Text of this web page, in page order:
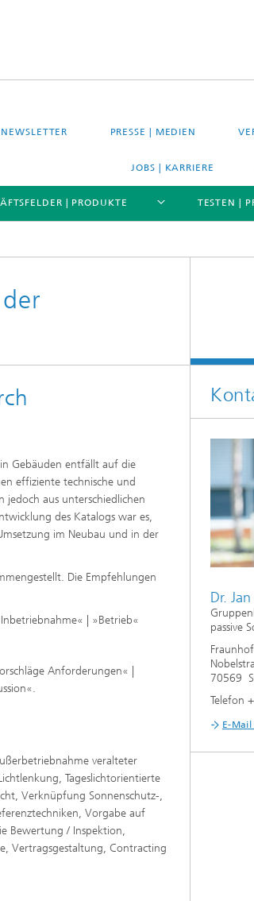
NEWSLETTER PRESSE | MEDIEN
JOBS | KARRIERE
und Produktsysteme
Bauen
der Ganzheitlichen
Science enhanced Product
Aktuelle
| PRODUKTE TESTEN |
Gebäuden entfällt auf die
effiziente technische und
jedoch aus unterschiedlichen
des Katalogs war es,
im Neubau und in der
Die Empfehlungen
| »Betrieb«
Anforderungen« |
veralteter
Tageslichtorientierte
Verknüpfung Sonnenschutz-,
Vorgabe auf
Bewertung / Inspektion,
Vertragsgestaltung, Contracting
Dr.
passive
70569
Telefon
E-Mail